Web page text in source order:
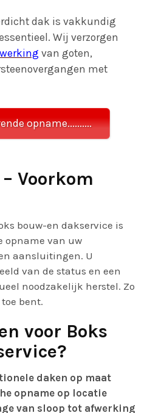
dak is vakkundig
Wij verzorgen
van goten,
met
opname..........
Voorkom
bouw-en dakservice is
opname van uw
aansluitingen. U
van de status en een
noodzakelijk herstel. Zo
bent.
voor Boks
daken op maat
opname op locatie
van sloop tot afwerking